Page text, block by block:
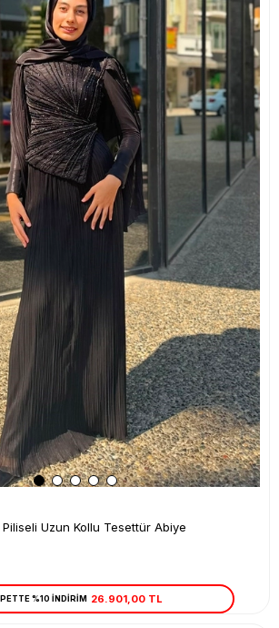
Piliseli Uzun Kollu Tesettür Abiye
%10 İNDİRİM 26.901,00 TL